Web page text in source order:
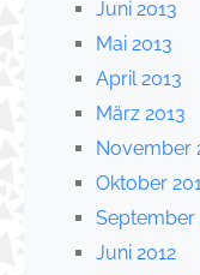
Juni 2013
Mai 2013
April 2013
März 2013
November
Oktober
September
Juni 2012